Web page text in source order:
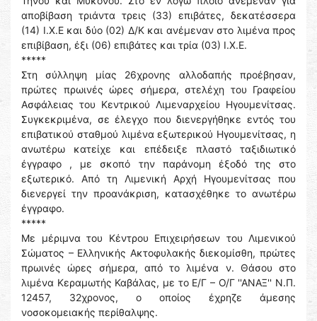
αποβίβαση τριάντα τρεις (33) επιβάτες, δεκατέσσερα
(14) Ι.Χ.Ε και δύο (02) Δ/Κ και ανέμεναν στο λιμένα προς
επιβίβαση, έξι (06) επιβάτες και τρία (03) Ι.Χ.Ε.
*****
Στη σύλληψη μίας 26χρονης αλλοδαπής προέβησαν,
πρώτες πρωινές ώρες σήμερα, στελέχη του Γραφείου
Ασφάλειας του Κεντρικού Λιμεναρχείου Ηγουμενίτσας.
Συγκεκριμένα, σε έλεγχο που διενεργήθηκε εντός του
επιβατικού σταθμού λιμένα εξωτερικού Ηγουμενίτσας, η
ανωτέρω κατείχε και επέδειξε πλαστό ταξιδιωτικό
έγγραφο , με σκοπό την παράνομη έξοδό της στο
εξωτερικό. Από τη Λιμενική Αρχή Ηγουμενίτσας που
διενεργεί την προανάκριση, κατασχέθηκε το ανωτέρω
έγγραφο.
*****
Με μέριμνα του Κέντρου Επιχειρήσεων του Λιμενικού
Σώματος – Ελληνικής Ακτοφυλακής διεκομίσθη, πρώτες
πρωινές ώρες σήμερα, από το λιμένα ν. Θάσου στο
λιμένα Κεραμωτής Καβάλας, με το Ε/Γ – Ο/Γ ''ΑΝΑΞ'' Ν.Π.
12457, 32χρονος, ο οποίος έχρηζε άμεσης
νοσοκομειακής περίθαλψης.